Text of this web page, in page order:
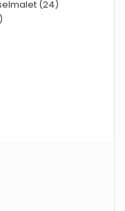
(24)